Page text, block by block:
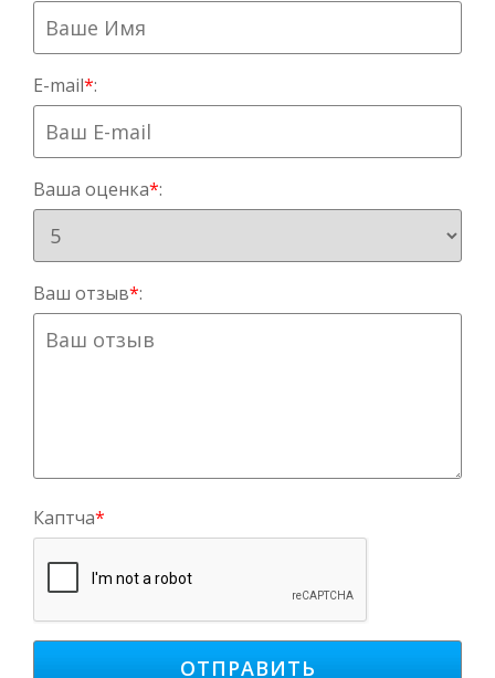
E-mail*:
Ваша оценка*:
Ваш отзыв*:
Каптча*